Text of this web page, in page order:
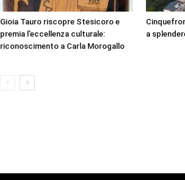
Gioia Tauro riscopre Stesicoro e
premia l’eccellenza culturale:
riconoscimento a Carla Morogallo
a